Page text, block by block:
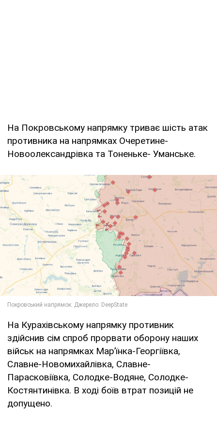
На Покровському напрямку триває шість атак
противника на напрямках Очеретине-
Новоолександрівка та Тоненьке- Уманське.
На Курахівському напрямку противник
здійснив сім спроб прорвати оборону наших
військ на напрямках Мар’їнка-Георгіївка,
Славне-Новомихайлівка, Славне-
Парасковіївка, Солодке-Водяне, Солодке-
Костянтинівка. В ході боїв втрат позицій не
допущено.